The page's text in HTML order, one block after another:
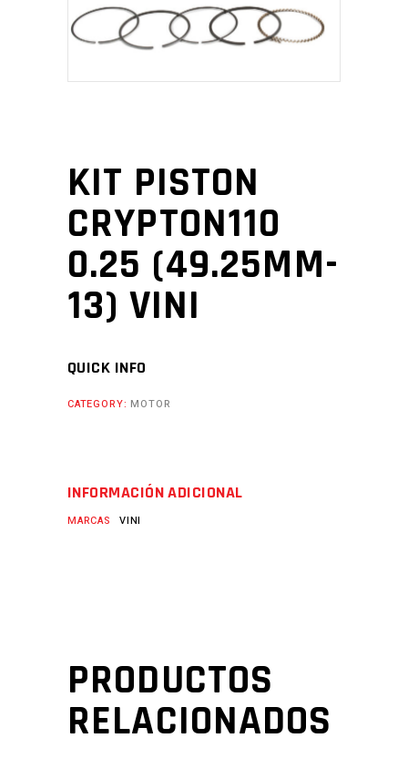
KIT PISTON
CRYPTON110
0.25 (49.25MM-
13) VINI
QUICK INFO
CATEGORY: MOTOR
INFORMACIÓN ADICIONAL
MARCAS VINI
PRODUCTOS
RELACIONADOS